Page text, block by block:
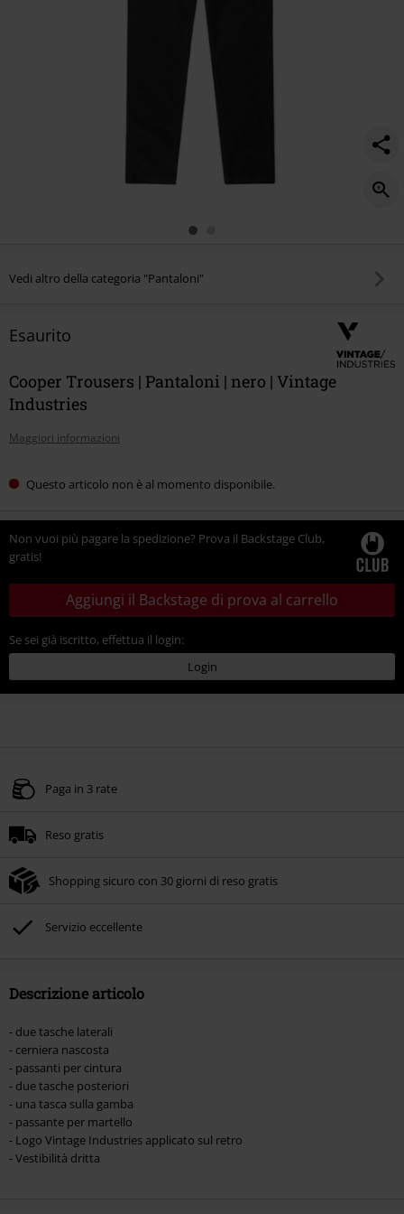
Vedi altro della categoria "Pantaloni"
Esaurito
Cooper Trousers | Pantaloni | nero | Vintage
Industries
Maggiori informazioni
Questo articolo non è al momento disponibile.
Non vuoi più pagare la spedizione? Prova il Backstage Club,
gratis!
Aggiungi il Backstage di prova al carrello
Se sei già iscritto, effettua il login:
Login
Paga in 3 rate
Reso gratis
Shopping sicuro con 30 giorni di reso gratis
Servizio eccellente
Descrizione articolo
- due tasche laterali
- cerniera nascosta
- passanti per cintura
- due tasche posteriori
- una tasca sulla gamba
- passante per martello
- Logo Vintage Industries applicato sul retro
- Vestibilità dritta